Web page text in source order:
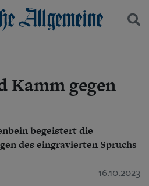
Leben
gegen
begeistert die
des eingravierten Spruchs
16.10.2023